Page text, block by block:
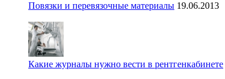
Повязки и перевязочные материалы 19.06.2013
Какие журналы нужно вести в рентгенкабинете